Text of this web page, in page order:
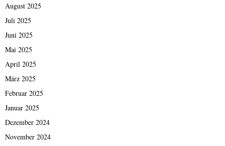
August 2025
Juli 2025
Juni 2025
Mai 2025
April 2025
März 2025
Februar 2025
Januar 2025
Dezember 2024
November 2024